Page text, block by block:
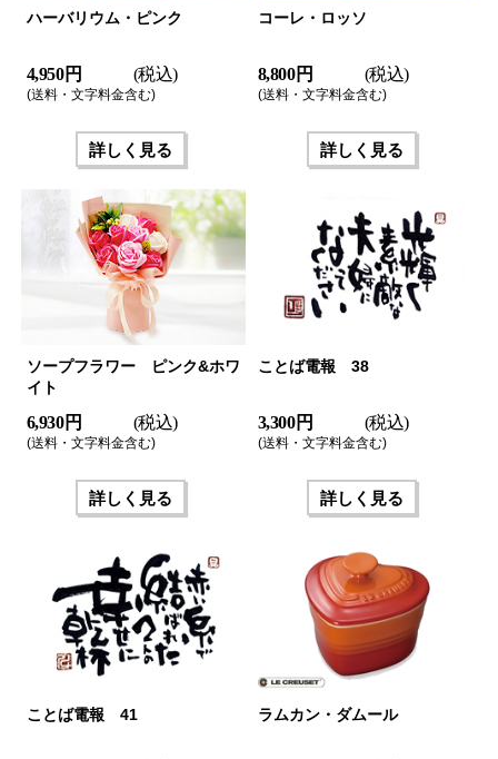
ハーバリウム・ピンク
4,950 円 (税込)
(送料・文字料金含む)
詳しく見る
コーレ・ロッソ
8,800 円 (税込)
(送料・文字料金含む)
詳しく見る
ソープフラワー ピンク&ホワ
イト
6,930 円 (税込)
(送料・文字料金含む)
詳しく見る
ことば電報 38
3,300 円 (税込)
(送料・文字料金含む)
詳しく見る
ことば電報 41 ラムカン・ダムール